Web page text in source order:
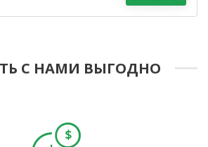
С НАМИ ВЫГОДНО